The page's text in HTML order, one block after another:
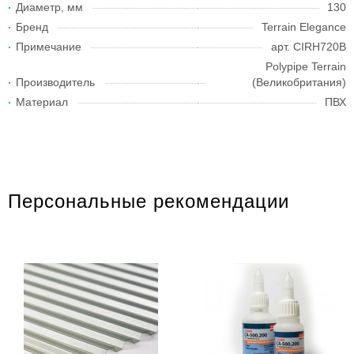
Диаметр, мм
130
Бренд
Terrain Elegance
Примечание
арт. CIRH720B
Производитель
Polypipe Terrain
(Великобритания)
Материал
ПВХ
Персональные рекомендации